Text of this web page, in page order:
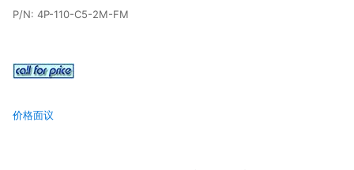
P/N: 4P-110-C5-2M-FM
价格面议